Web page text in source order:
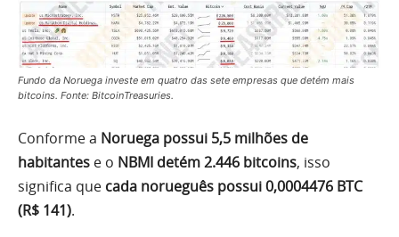
Fundo da Noruega investe em quatro das sete empresas que detém mais
bitcoins. Fonte: BitcoinTreasuries.
Conforme a Noruega possui 5,5 milhões de
habitantes e o NBMI detém 2.446 bitcoins, isso
significa que cada norueguês possui 0,0004476 BTC
(R$ 141).